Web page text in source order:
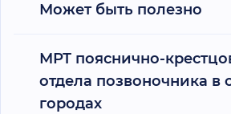
Может быть полезно
МРТ пояснично-
отдела позвоночника в
городах